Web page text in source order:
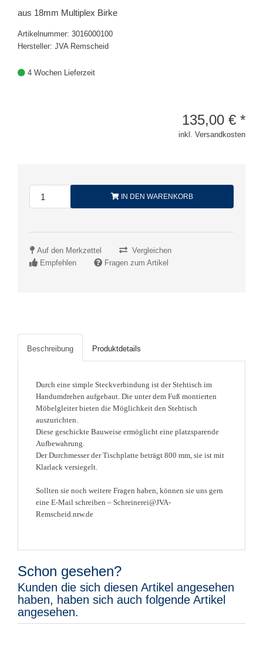
aus 18mm Multiplex Birke
Artikelnummer: 3016000100
Hersteller: JVA Remscheid
4 Wochen Lieferzeit
135,00 € *
inkl. Versandkosten
IN DEN WARENKORB
Auf den Merkzettel
Vergleichen
Empfehlen
Fragen zum Artikel
Beschreibung Produktdetails
Durch eine simple Steckverbindung ist der Stehtisch im
Handumdrehen aufgebaut. Die unter dem Fuß montierten
Möbelgleiter bieten die Möglichkeit den Stehtisch
auszurichten.
Diese geschickte Bauweise ermöglicht eine platzsparende
Aufbewahrung.
Der Durchmesser der Tischplatte beträgt 800 mm, sie ist mit
Klarlack versiegelt.
Sollten sie noch weitere Fragen haben, können sie uns gern
eine E-Mail schreiben – Schreinerei@JVA-
Remscheid.nrw.de
Schon gesehen?
Kunden die sich diesen Artikel angesehen
haben, haben sich auch folgende Artikel
angesehen.